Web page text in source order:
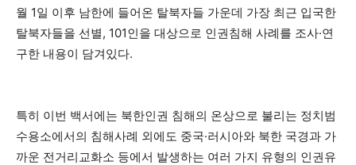
월 1일 이후 남한에 들어온 탈북자들 가운데 가장 최근 입국한
탈북자들을 선별, 101인을 대상으로 인권침해 사례를 조사·연
구한 내용이 담겨있다.
특히 이번 백서에는 북한인권 침해의 온상으로 불리는 정치범
수용소에서의 침해사례 외에도 중국·러시아와 북한 국경과 가
까운 전거리교화소 등에서 발생하는 여러 가지 유형의 인권유